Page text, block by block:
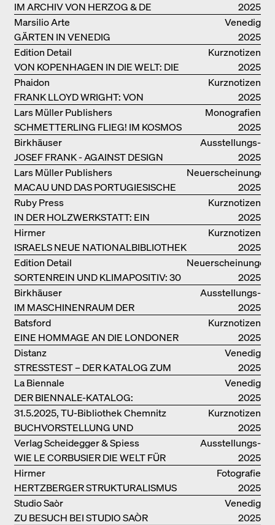
IM ARCHIV VON HERZOG & DE
MEURON
2025
Venedig
GÄRTEN IN VENEDIG
Marsilio Arte
2025
Kurznotizen
VON KOPENHAGEN IN DIE WELT: DIE
BJARKE INGELS GROUP
Edition Detail
2025
Kurznotizen
FRANK LLOYD WRIGHT: VON
FALLINGWATER BIS ZUM ROBBIE
HOUSE
Phaidon
2025
Monografien
SCHMETTERLING FLIEG! IM KOSMOS
VON EOOS
Lars Müller Publishers
2025
Ausstellungs­
kataloge
JOSEF FRANK - AGAINST DESIGN
Birkhäuser
2025
Neuerscheinungen
MACAU UND DAS PORTUGIESISCHE
KOLONIALERBE IN CHINA
Lars Müller Publishers
2025
Kurznotizen
IN DER HOLZWERKSTATT: EIN
HANDBUCH
Ruby Press
2025
Kurznotizen
ISRAELS NEUE NATIONALBIBLIOTHEK
Hirmer
2025
Neuerscheinungen
SORTENREIN UND KLIMAPOSITIV: 30
VORBILDLICHE
HOLZKONSTRUKTIONEN
Edition Detail
2025
Ausstellungs­
kataloge
IM MASCHINENRAUM DER
ARCHITEKTUR
Birkhäuser
2025
Kurznotizen
EINE HOMMAGE AN DIE LONDONER
SOUTH BANK
Batsford
2025
Venedig
STRESSTEST – DER KATALOG ZUM
DEUTSCHEN PAVILLON IN VENEDIG
Distanz
2025
Venedig
DER BIENNALE-KATALOG:
INTELLIGENS. NATURAL. ARTIFICIAL.
COLLECTIVE
La Biennale
2025
Kurznotizen
BUCHVORSTELLUNG UND
PODIUMSDISKUSSION FREI OTTO
31.5.2025, TU-Bibliothek Chemnitz
2025
Ausstellungs­
kataloge
WIE LE CORBUSIER DIE WELT FÜR
SICH ORDNET
Verlag Scheidegger & Spiess
2025
Fotografie
HERTZBERGER STRUKTURALISMUS
Hirmer
2025
Venedig
ZU BESUCH BEI STUDIO SAÒR
Studio Saòr
2025